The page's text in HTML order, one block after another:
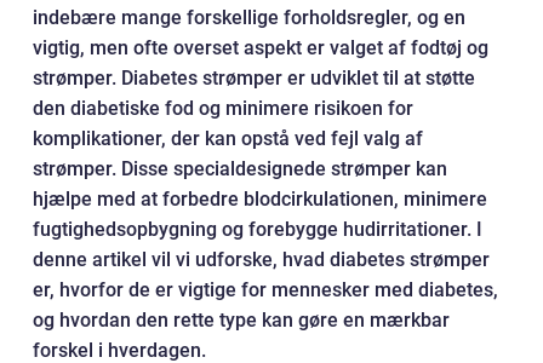
indebære mange forskellige forholdsregler, og en
vigtig, men ofte overset aspekt er valget af fodtøj og
strømper. Diabetes strømper er udviklet til at støtte
den diabetiske fod og minimere risikoen for
komplikationer, der kan opstå ved fejl valg af
strømper. Disse specialdesignede strømper kan
hjælpe med at forbedre blodcirkulationen, minimere
fugtighedsopbygning og forebygge hudirritationer. I
denne artikel vil vi udforske, hvad diabetes strømper
er, hvorfor de er vigtige for mennesker med diabetes,
og hvordan den rette type kan gøre en mærkbar
forskel i hverdagen.